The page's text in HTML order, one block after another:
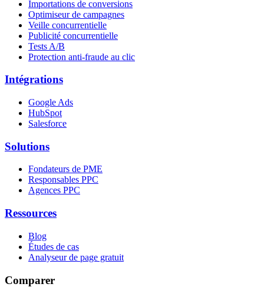
Importations de conversions
Optimiseur de campagnes
Veille concurrentielle
Publicité concurrentielle
Tests A/B
Protection anti-fraude au clic
Intégrations
Google Ads
HubSpot
Salesforce
Solutions
Fondateurs de PME
Responsables PPC
Agences PPC
Ressources
Blog
Études de cas
Analyseur de page gratuit
Comparer